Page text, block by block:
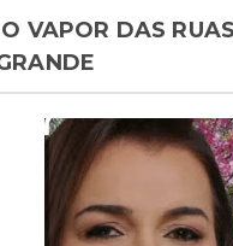
VAPOR DAS